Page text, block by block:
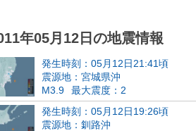
年05月12日の地震情報
発生時刻：05月12日21:41頃
震源地：宮城県沖
M3.9
最大震度：2
発生時刻：05月12日19:26頃
震源地：釧路沖